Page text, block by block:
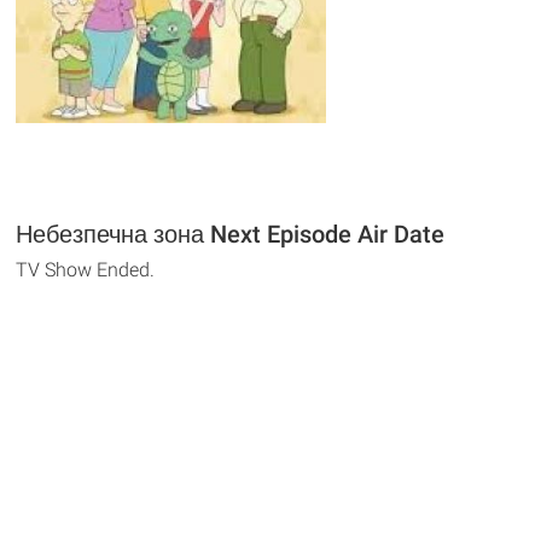
Небезпечна зона Next Episode Air Date
TV Show Ended.